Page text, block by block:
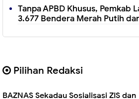
Tanpa APBD Khusus, Pemkab
3.677 Bendera Merah Putih
Pilihan Redaksi
BAZNAS Sekadau Sosialisasi ZIS dan